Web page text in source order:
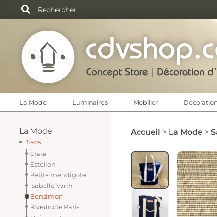
Panneau de gestion des cookies
CONCEPT STORE,
La Mode Luminaires Mobilier Décoration
La Mode
Sacs
Craie
Estellon
Petite mendigote
Isabelle Varin
Bensimon
Rivedroite Paris
Accueil La Mode